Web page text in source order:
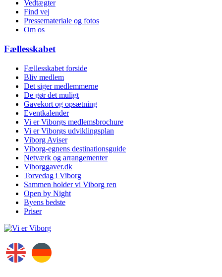
Vedtægter
Find vej
Pressemateriale og fotos
Om os
Fællesskabet
Fællesskabet forside
Bliv medlem
Det siger medlemmerne
De gør det muligt
Gavekort og opsætning
Eventkalender
Vi er Viborgs medlemsbrochure
Vi er Viborgs udviklingsplan
Viborg Aviser
Viborg-egnens destinationsguide
Netværk og arrangementer
Viborggaver.dk
Torvedag i Viborg
Sammen holder vi Viborg ren
Open by Night
Byens bedste
Priser